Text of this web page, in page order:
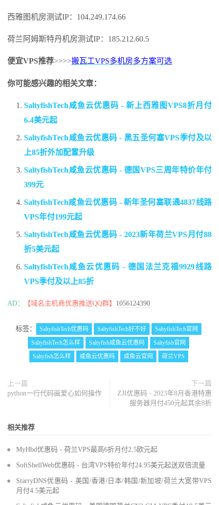
西雅图机房测试IP：104.249.174.66
荷兰阿姆斯特丹机房测试IP：185.212.60.5
便宜VPS推荐>>>>搬瓦工VPS多机房多方案可选
你可能感兴趣的相关文章：
SaltyfishTech咸鱼云优惠码 - 新上西雅图VPS8折月付
6.4美元起
SaltyfishTech咸鱼云优惠码 - 黑五圣何塞VPS季付及以
上85折外加配置升级
SaltyfishTech咸鱼云优惠码 - 德国VPS三周年特价年付
399元
SaltyfishTech咸鱼云优惠码 - 新年圣何塞联通4837线路
VPS年付199元起
SaltyfishTech咸鱼云优惠码 - 2023新年荷兰VPS月付88
折5美元起
SaltyfishTech咸鱼云优惠码 - 德国法兰克福9929线路
VPS季付及以上85折
AD： 【域名主机商优惠推送QQ群】 1056124390
标签： SaltyfishTech优惠码 SaltyfishTech好不好
SaltyfishTech官网
SaltyfishTech怎么样
Saltyfish咸鱼云优惠码
Saltyfish官网
Saltyfish怎么样
咸鱼云优惠码 咸鱼云官网 荷兰VPS
上一篇
python一行代码画爱心如何操作
下一篇
ZJI优惠码 - 2023年8月香港特惠
服务器月付450元起其余8折
相关推荐
MyHbd优惠码 - 荷兰VPS最高6折月付2.5欧元起
SoftShellWeb优惠码 - 台湾VPS特价年付24.95美元起送双倍流量
StarryDNS优惠码 - 美国/香港/日本/韩国/新加坡/荷兰大宽带VPS
月付4.5美元起